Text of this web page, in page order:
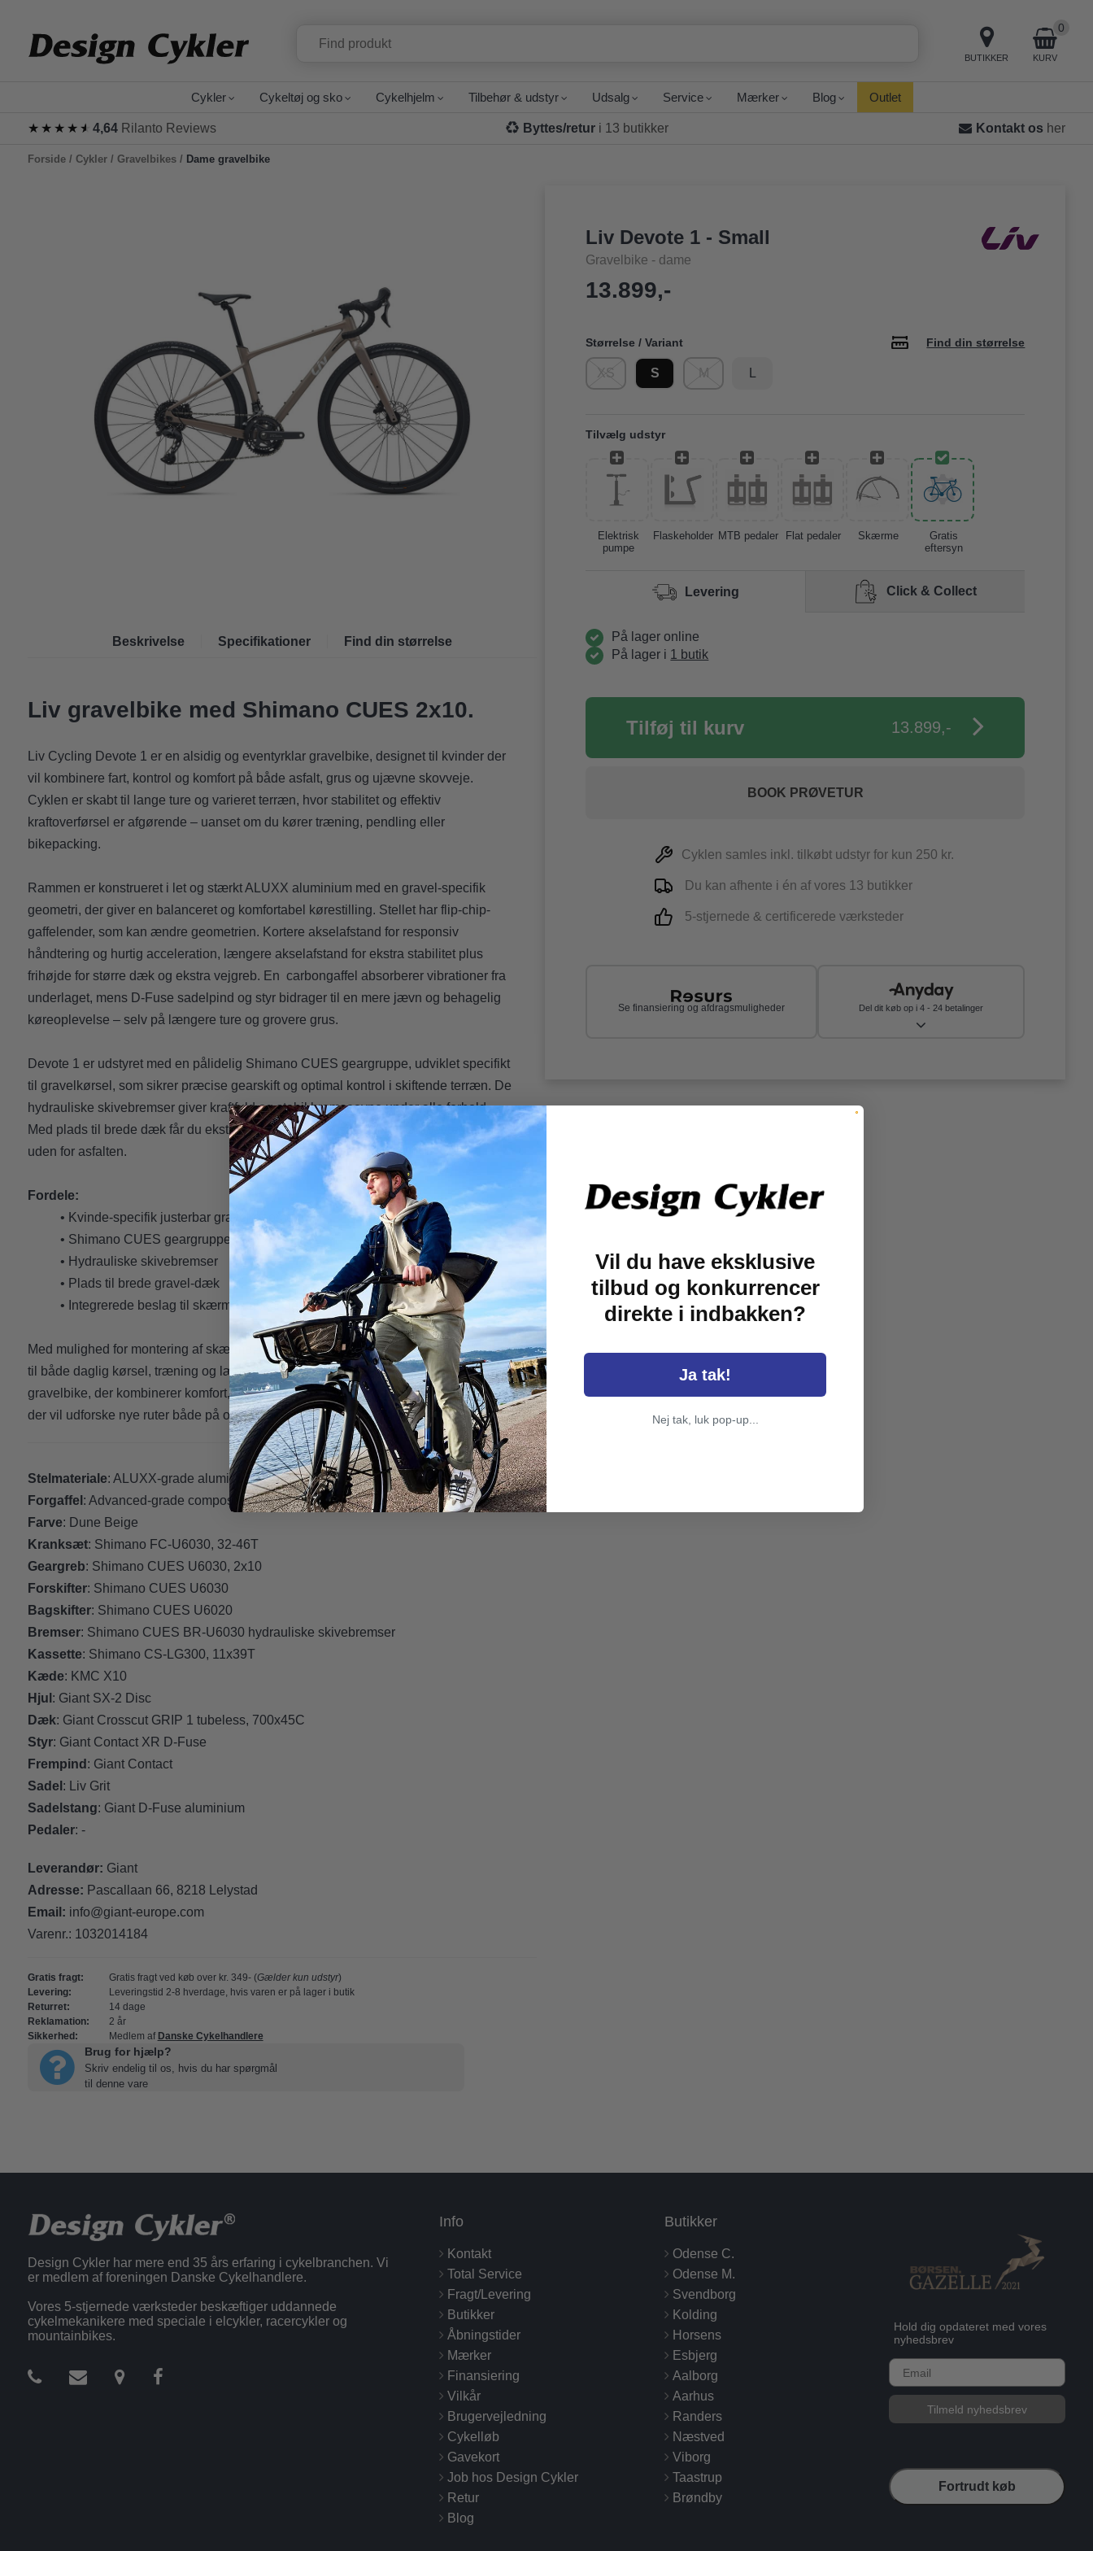
BUTIKKER KURV
0
Cykler Cykeltøj og sko Cykelhjelm Tilbehør & udstyr Udsalg Service Mærker Blog Outlet
★★★★★
★★★★★ 4,64Rilanto Reviews Byttes/retur i 13 butikker Kontakt os her
Forside/ Cykler/ Gravelbikes/ Dame gravelbike
Beskrivelse Specifikationer Find din størrelse
Liv gravelbike med Shimano CUES 2x10.
Liv Cycling Devote 1 er en alsidig og eventyrklar gravelbike, designet til kvinder der
vil kombinere fart, kontrol og komfort på både asfalt, grus og ujævne skovveje.
Cyklen er skabt til lange ture og varieret terræn, hvor stabilitet og effektiv
kraftoverførsel er afgørende – uanset om du kører træning, pendling eller
bikepacking.
Rammen er konstrueret i let og stærkt ALUXX aluminium med en gravel-specifik
geometri, der giver en balanceret og komfortabel kørestilling. Stellet har flip-chip-
gaffelender, som kan ændre geometrien. Kortere akselafstand for responsiv
håndtering og hurtig acceleration, længere akselafstand for ekstra stabilitet plus
frihøjde for større dæk og ekstra vejgreb. En carbongaffel absorberer vibrationer fra
underlaget, mens D-Fuse sadelpind og styr bidrager til en mere jævn og behagelig
køreoplevelse – selv på længere ture og grovere grus.
Devote 1 er udstyret med en pålidelig Shimano CUES geargruppe, udviklet specifikt
til gravelkørsel, som sikrer præcise gearskift og optimal kontrol i skiftende terræn. De
hydrauliske skivebremser giver kraftfuld og stabil bremseevne under alle forhold.
Med plads til brede dæk får du ekstra greb og komfort, så du trygt kan bevæge dig
uden for asfalten.
Fordele:
• Kvinde-specifik justerbar gravel-geometri
• Shimano CUES geargruppe
• Hydrauliske skivebremser
• Plads til brede gravel-dæk
• Integrerede beslag til skærme, tasker og bagagebærer
Med mulighed for montering af skærme, tasker og ekstra udstyr er Liv Devote 1 ideel
til både daglig kørsel, træning og længere eventyr. Resultatet er en moderne
gravelbike, der kombinerer komfort, alsidighed og performance – perfekt til kvinder,
der vil udforske nye ruter både på og uden for vejen.
Stelmateriale: ALUXX-grade aluminum
Forgaffel : Advanced-grade composite
Farve: Dune Beige
Kranksæt: Shimano FC-U6030, 32-46T
Geargreb: Shimano CUES U6030, 2x10
Forskifter: Shimano CUES U6030
Bagskifter: Shimano CUES U6020
Bremser: Shimano CUES BR-U6030 hydrauliske skivebremser
Kassette: Shimano CS-LG300, 11x39T
Kæde: KMC X10
Hjul : Giant SX-2 Disc
Dæk: Giant Crosscut GRIP 1 tubeless, 700x45C
Styr: Giant Contact XR D-Fuse
Frempind : Giant Contact
Sadel : Liv Grit
Sadelstang: Giant D-Fuse aluminium
Pedaler: -
Leverandør: Giant
Adresse: Pascallaan 66, 8218 Lelystad
Email: info@giant-europe.com
Varenr.: 1032014184
Gratis fragt: Gratis fragt ved køb over kr. 349- (Gælder kun udstyr)
Levering:
Leveringstid 2-8 hverdage, hvis varen er på lager i butik
Returret:
14 dage
Reklamation:
2 år
Sikkerhed:
Medlem af Danske Cykelhandlere
Brug for hjælp?
Skriv endelig til os, hvis du har spørgmål
til denne vare
Liv Devote 1 - Small
Gravelbike - dame
13.899,-
Størrelse / Variant Find din størrelse
XS S M
Tilvælg udstyr
Elektrisk
pumpe
Flaskeholder MTB pedaler Flat pedaler Skærme
Gratis
eftersyn
Levering Click & Collect
På lager online
På lager i 1 butik
13.899,-
BOOK PRØVETUR
Cyklen samles inkl. tilkøbt udstyr for kun 250 kr.
Du kan afhente i én af vores 13 butikker
5-stjernede & certificerede værksteder
Se finansiering og afdragsmuligheder Del dit køb op i 4 - 24 betalinger
Design Cykler har mere end 35 års erfaring i cykelbranchen. Vi
er medlem af foreningen Danske Cykelhandlere.
Vores 5-stjernede værksteder beskæftiger uddannede
cykelmekanikere med speciale i elcykler, racercykler og
mountainbikes.
Info
Kontakt
Total Service
Fragt/Levering
Butikker
Åbningstider
Mærker
Finansiering
Vilkår
Brugervejledning
Cykelløb
Gavekort
Job hos Design Cykler
Retur
Blog
Butikker
Odense C.
Odense M.
Svendborg
Kolding
Horsens
Esbjerg
Aalborg
Aarhus
Randers
Næstved
Viborg
Taastrup
Brøndby
Hold dig opdateret med vores
nyhedsbrev
E-mail
Tilmeld nyhedsbrev
Fortrudt køb
Vil du have eksklusive
tilbud og konkurrencer
direkte i indbakken?
Ja tak!
Nej tak, luk pop-up...